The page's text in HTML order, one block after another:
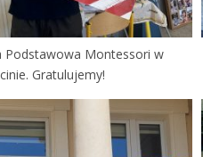
Podstawowa Montessori w
Gratulujemy!